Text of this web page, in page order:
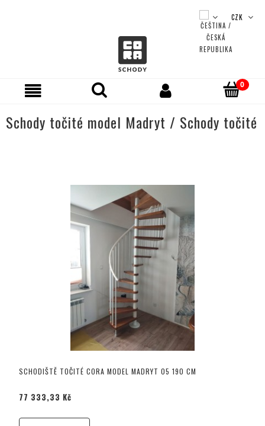
Schody točité model Madryt / Schody točité
SCHODIŠTĚ TOČITÉ CORA MODEL MADRYT 05 190 CM
77 333,33 Kč